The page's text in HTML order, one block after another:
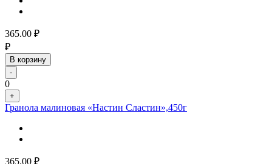
365.00 ₽
₽
В корзину
-
0
+
Гранола малиновая «Настин Сластин»,450г
365.00 ₽